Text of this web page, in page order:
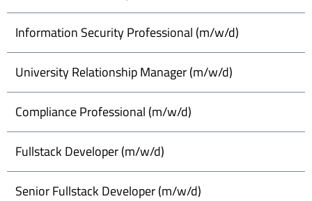
Information Security Professional (m/w/d)
University Relationship Manager (m/w/d)
Compliance Professional (m/w/d)
Fullstack Developer (m/w/d)
Senior Fullstack Developer (m/w/d)